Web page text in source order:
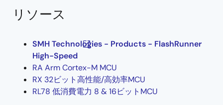
リソース
SMH Technologies - Products - FlashRunner
High-Speed
RA Arm Cortex-M MCU
RX 32ビット高性能/高効率MCU
RL78 低消費電力 8 & 16ビットMCU